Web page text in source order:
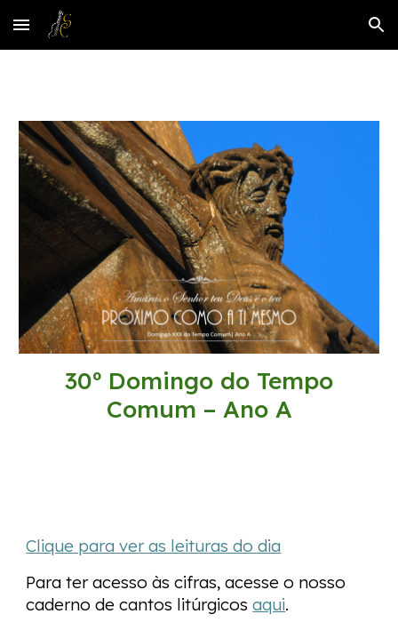
Skip to main content Skip to navigation
30º Domingo do Tempo
Comum – Ano A
Clique para ver as leituras do dia
Para ter acesso às cifras, acesse o nosso
caderno de cantos litúrgicos aqui.